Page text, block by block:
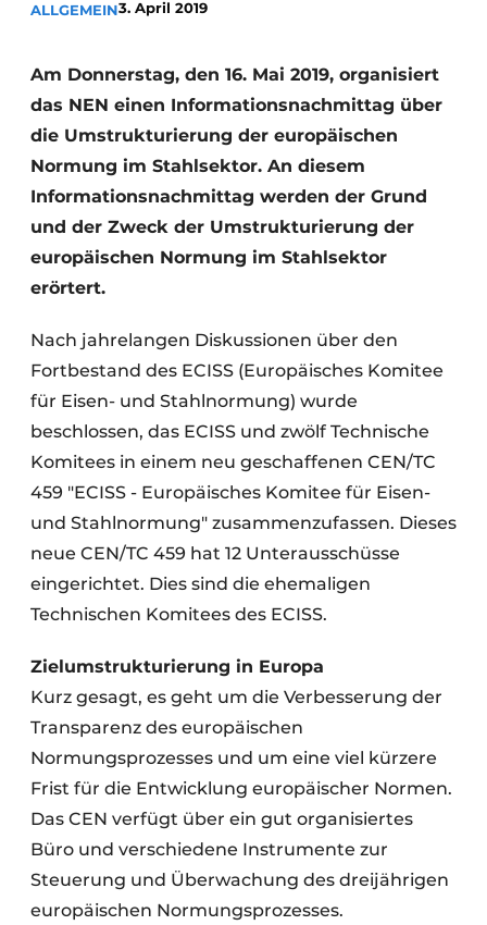
Ein Stellenangebot registrieren
Videos
ALLGEMEIN3. April 2019
Am Donnerstag, den 16. Mai 2019, organisiert
das NEN einen Informationsnachmittag über
die Umstrukturierung der europäischen
Normung im Stahlsektor. An diesem
Informationsnachmittag werden der Grund
und der Zweck der Umstrukturierung der
europäischen Normung im Stahlsektor
erörtert.
Nach jahrelangen Diskussionen über den
Fortbestand des ECISS (Europäisches Komitee
für Eisen- und Stahlnormung) wurde
beschlossen, das ECISS und zwölf Technische
Komitees in einem neu geschaffenen CEN/TC
459 "ECISS - Europäisches Komitee für Eisen-
und Stahlnormung" zusammenzufassen. Dieses
neue CEN/TC 459 hat 12 Unterausschüsse
eingerichtet. Dies sind die ehemaligen
Technischen Komitees des ECISS.
Zielumstrukturierung in Europa
Kurz gesagt, es geht um die Verbesserung der
Transparenz des europäischen
Normungsprozesses und um eine viel kürzere
Frist für die Entwicklung europäischer Normen.
Das CEN verfügt über ein gut organisiertes
Büro und verschiedene Instrumente zur
Steuerung und Überwachung des dreijährigen
europäischen Normungsprozesses.